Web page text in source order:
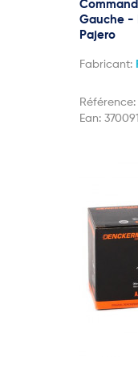
Gauche -
Pajero
Fabricant:
Référence:
Ean: